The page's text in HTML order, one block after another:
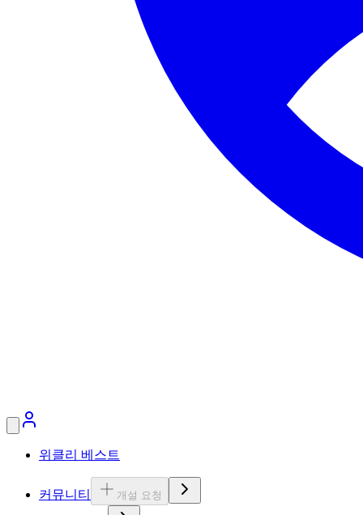
위클리 베스트
커뮤니티 개설 요청